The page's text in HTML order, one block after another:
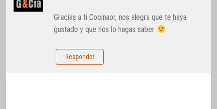
Gracias a ti Cocinaor, nos alegra que te haya
gustado y que nos lo hagas saber
Responder